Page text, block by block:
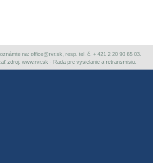
na: office@rvr.sk, resp. tel. č. + 421 2 20 90 65 03.
zdroj: www.rvr.sk - Rada pre vysielanie a retransmisiu.